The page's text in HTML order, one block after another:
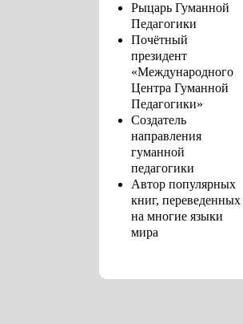
Рыцарь Гуманной
Педагогики
Почётный
президент
«Международного
Центра Гуманной
Педагогики»
Создатель
направления
гуманной
педагогики
Автор популярных
книг, переведенных
на многие языки
мира